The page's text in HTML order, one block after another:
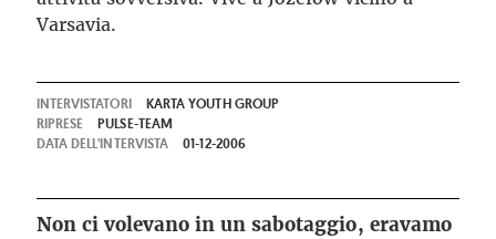
Varsavia.
INTERVISTATORI
KARTA YOUTH GROUP
RIPRESE
PULSE-TEAM
DATA DELL'INTERVISTA
01-12-2006
Non ci volevano in un sabotaggio, eravamo